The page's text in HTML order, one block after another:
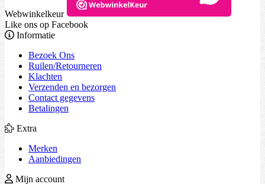
Webwinkelkeur
Like ons op Facebook
Informatie
Bezoek Ons
Ruilen/Retourneren
Klachten
Verzenden en bezorgen
Contact gegevens
Betalingen
Extra
Merken
Aanbiedingen
Mijn account